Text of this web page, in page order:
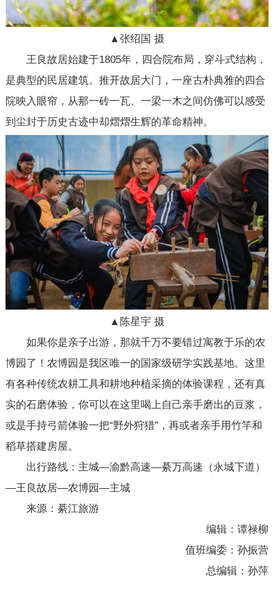
▲张绍国 摄
王良故居始建于1805年，四合院布局，穿斗式结构，
是典型的民居建筑。推开故居大门，一座古朴典雅的四合
院映入眼帘，从那一砖一瓦、一梁一木之间仿佛可以感受
到尘封于历史古迹中却熠熠生辉的革命精神。
▲陈星宇 摄
如果你是亲子出游，那就千万不要错过寓教于乐的农
博园了！农博园是我区唯一的国家级研学实践基地。这里
有各种传统农耕工具和耕地种植采摘的体验课程，还有真
实的石磨体验，你可以在这里喝上自己亲手磨出的豆浆，
或是手持弓箭体验一把“野外狩猎”，再或者亲手用竹竿和
稻草搭建房屋。
出行路线：主城—渝黔高速—綦万高速（永城下道）
—王良故居—农博园—主城
来源：綦江旅游
编辑：谭禄柳
值班编委：孙振营
总编辑：孙萍